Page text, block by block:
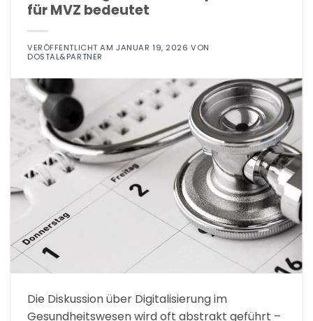
für MVZ bedeutet
VERÖFFENTLICHT AMJANUAR 19, 2026 VON
DOSTAL&PARTNER
Die Diskussion über Digitalisierung im
Gesundheitswesen wird oft abstrakt geführt –